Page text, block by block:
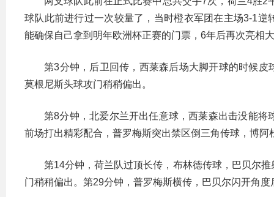
球队此前进行过一次较量了，当时橙衣军团在主场3-1
能确保自己拿到明年欧洲杯正赛的门票，6年后再次亮相
第3分钟，后卫回传，西莱森后场大脚开球的时候
莫根尼斯头球攻门稍稍偏出。
第8分钟，北爱尔兰开出任意球，西莱森出击没能
前场打出精彩配合，普罗梅斯突出禁区倒三角传球，博阿
第14分钟，荷兰队过顶长传，布林德传球，巴贝尔
门稍稍偏出。第29分钟，普罗梅斯横传，巴贝尔闪开角度